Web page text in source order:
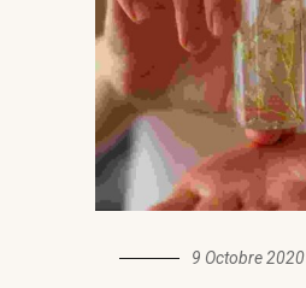
9 Octobre 2020